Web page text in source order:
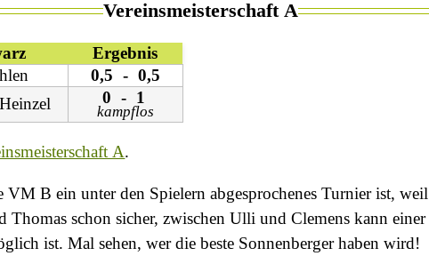
Vereinsmeisterschaft A
Ergebnis
0,5 - 0,5
0 - 1
kampflos
A.
VM B ein unter den Spielern abgesprochenes Turnier ist,
schon sicher, zwischen Ulli und Clemens kann
ist. Mal sehen, wer die beste Sonnenberger haben wird!